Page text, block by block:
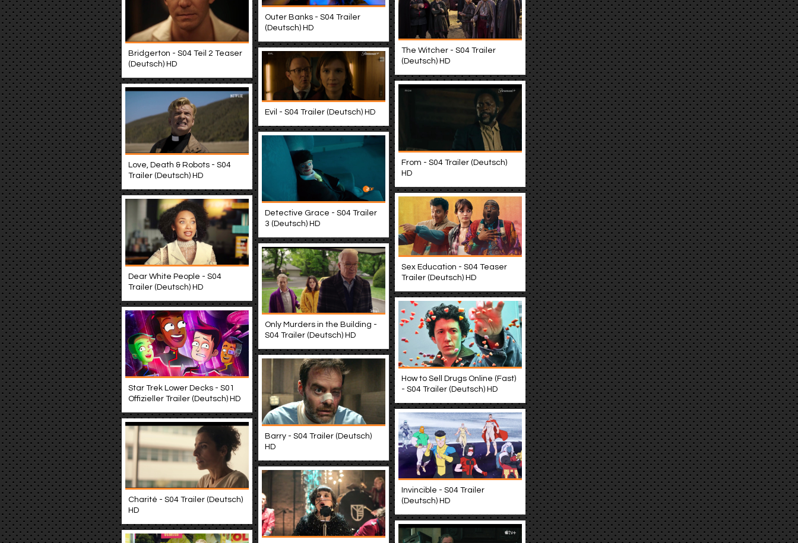
Outer Banks - S04 Trailer
(Deutsch) HD
The Witcher - S04 Trailer
(Deutsch) HD
Bridgerton - S04 Teil 2 Teaser
(Deutsch) HD
Evil - S04 Trailer (Deutsch) HD
From - S04 Trailer (Deutsch)
HD
Love, Death & Robots - S04
Trailer (Deutsch) HD
Detective Grace - S04 Trailer
3 (Deutsch) HD
Sex Education - S04 Teaser
Trailer (Deutsch) HD
Dear White People - S04
Trailer (Deutsch) HD
Only Murders in the Building -
S04 Trailer (Deutsch) HD
How to Sell Drugs Online (Fast)
- S04 Trailer (Deutsch) HD
Star Trek Lower Decks - S01
Offizieller Trailer (Deutsch) HD
Barry - S04 Trailer (Deutsch)
HD
Invincible - S04 Trailer
(Deutsch) HD
Charité - S04 Trailer (Deutsch)
HD